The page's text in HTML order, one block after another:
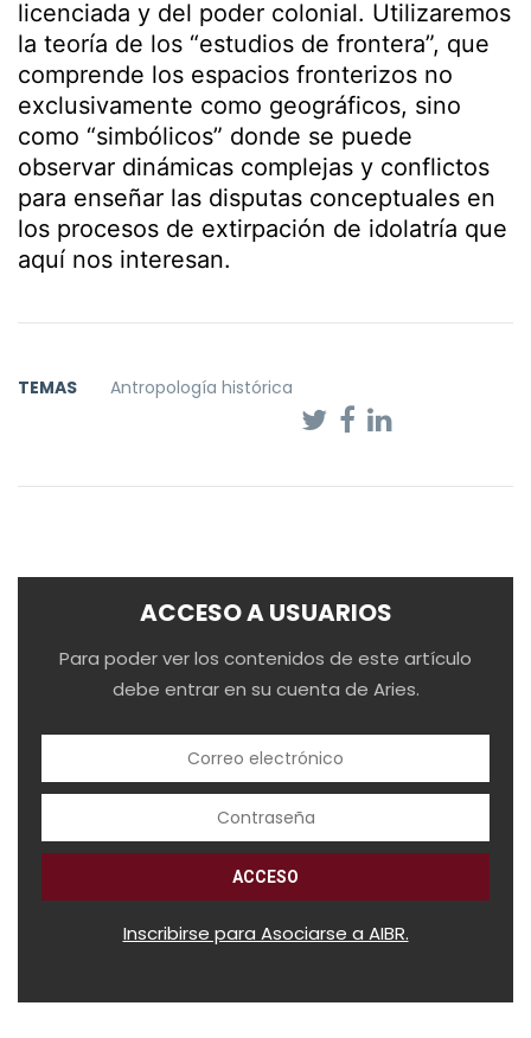
licenciada y del poder colonial. Utilizaremos
la teoría de los “estudios de frontera”, que
comprende los espacios fronterizos no
exclusivamente como geográficos, sino
como “simbólicos” donde se puede
observar dinámicas complejas y conflictos
para enseñar las disputas conceptuales en
los procesos de extirpación de idolatría que
aquí nos interesan.
TEMAS Antropología histórica
ACCESO A USUARIOS
Para poder ver los contenidos de este artículo
debe entrar en su cuenta de Aries.
Inscribirse para Asociarse a AIBR.